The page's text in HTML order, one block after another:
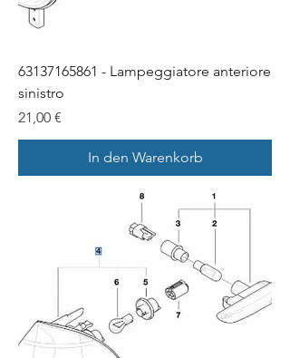
63137165861 - Lampeggiatore anteriore
sinistro
Preis
21,00 €
In den Warenkorb